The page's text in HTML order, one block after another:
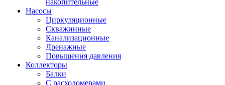
накопительные
Насосы
Циркуляционные
Скважинные
Канализационные
Дренажные
Повышения давления
Коллекторы
Балки
С расходомерами